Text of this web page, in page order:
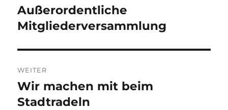
Vorheriger
Beitrag:
Außerordentliche
Mitgliederversammlung
WEITER
Nächster
Beitrag:
Wir machen mit beim
Stadtradeln